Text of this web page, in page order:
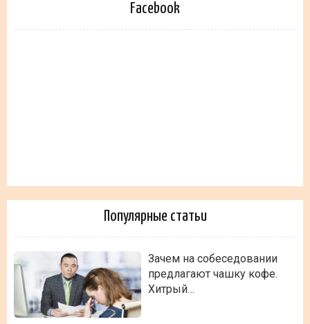
Facebook
Популярные статьи
Зачем на собеседовании
предлагают чашку кофе.
Хитрый…